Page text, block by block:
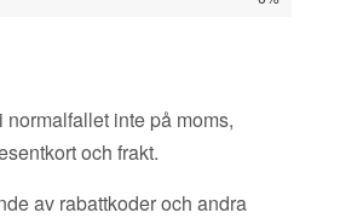
normalfallet inte på moms,
och frakt.
av rabattkoder och andra